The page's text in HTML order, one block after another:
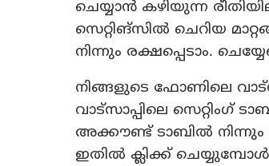
ചെയ്യാന്‍ കഴിയുന്ന
സെറ്റിങ്‌സില്‍ ചെറിയ
നിന്നും രക്ഷപ്പെടാം.
നിങ്ങളുടെ ഫോണിലെ
വാട്‌സാപ്പിലെ സെറ്റിംഗ്
അക്കൗണ്ട് ടാബില്‍
ഇതില്‍ ക്ലിക്ക്